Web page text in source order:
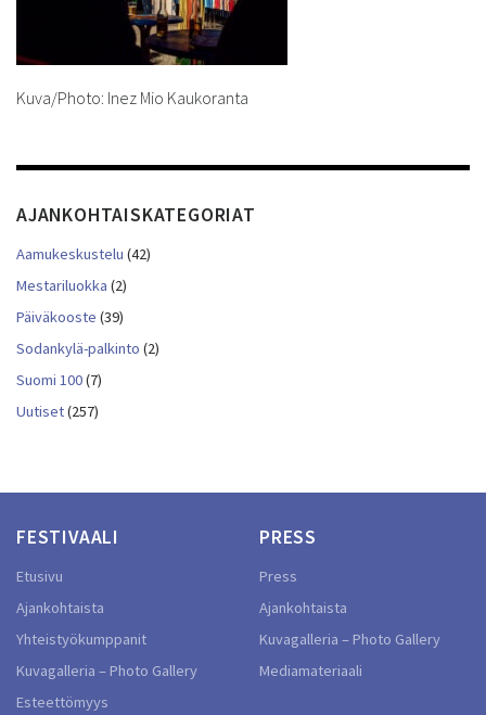
Kuva/Photo: Inez Mio Kaukoranta
AJANKOHTAISKATEGORIAT
Aamukeskustelu (42)
Mestariluokka (2)
Päiväkooste (39)
Sodankylä-palkinto (2)
Suomi 100(7)
Uutiset(257)
FESTIVAALI
Etusivu
Ajankohtaista
Yhteistyökumppanit
Kuvagalleria – Photo Gallery
Esteettömyys
PRESS
Press
Ajankohtaista
Kuvagalleria – Photo Gallery
Mediamateriaali